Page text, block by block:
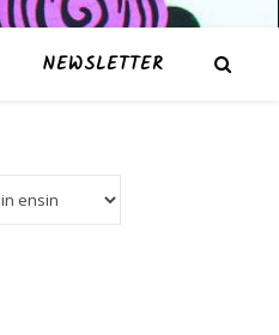
NEWSLETTER